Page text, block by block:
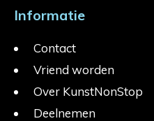
Informatie
Contact
Vriend worden
Over KunstNonStop
Deelnemen